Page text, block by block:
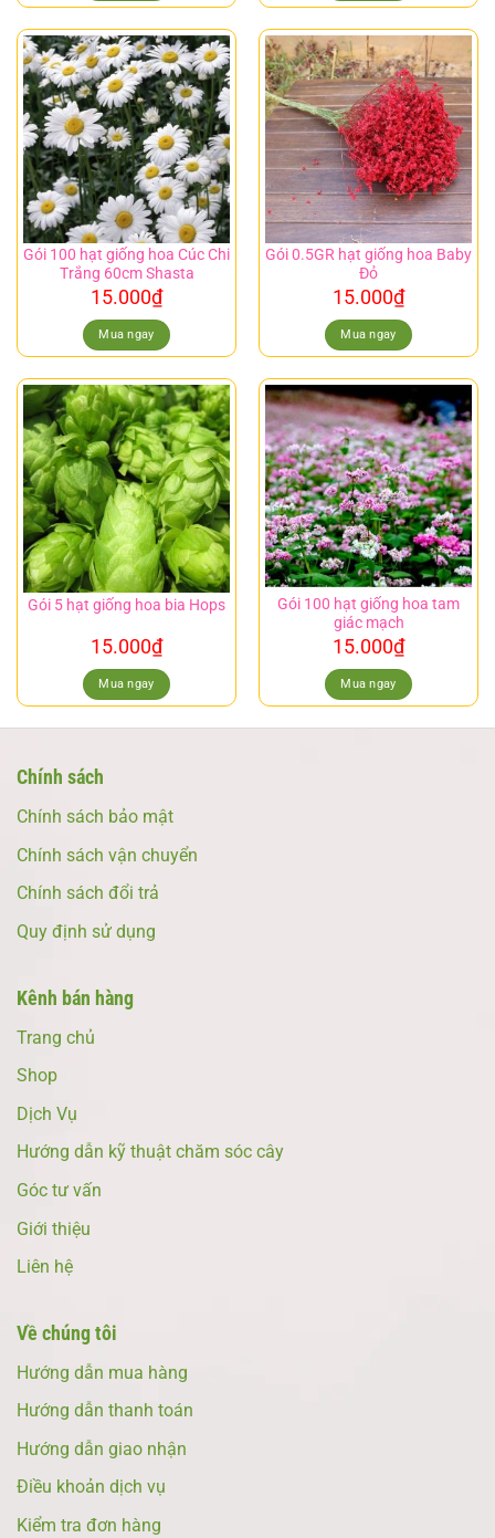
Gói 100 hạt giống hoa Cúc Chi
Trắng 60cm Shasta
15.000₫
Mua ngay
Gói 0.5GR hạt giống hoa Baby
Đỏ
15.000₫
Mua ngay
Gói 5 hạt giống hoa bia Hops
15.000₫
Mua ngay
Gói 100 hạt giống hoa tam
giác mạch
15.000₫
Mua ngay
Chính sách
Chính sách bảo mật
Chính sách vận chuyển
Chính sách đổi trả
Quy định sử dụng
Kênh bán hàng
Trang chủ
Shop
Dịch Vụ
Hướng dẫn kỹ thuật chăm sóc cây
Góc tư vấn
Giới thiệu
Liên hệ
Về chúng tôi
Hướng dẫn mua hàng
Hướng dẫn thanh toán
Hướng dẫn giao nhận
Điều khoản dịch vụ
Kiểm tra đơn hàng